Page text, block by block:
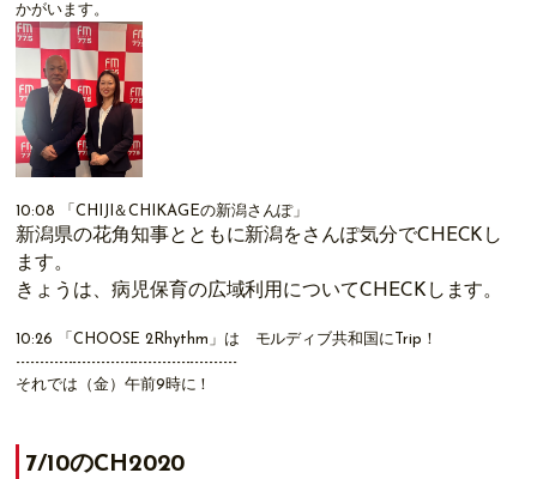
かがいます。
10:08 「CHIJI＆CHIKAGEの新潟さんぽ」
新潟県の花角知事とともに新潟をさんぽ気分でCHECKし
ます。
きょうは、病児保育の広域利用についてCHECKします。
10:26 「CHOOSE 2Rhythm」 は モルディブ共和国にTrip！
-----------------------------------------------
それでは（金）午前9時に！
7/10のCH2020